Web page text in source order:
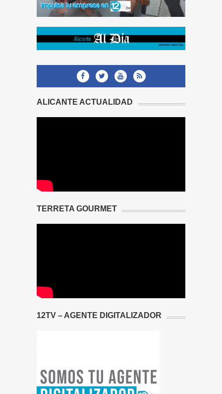
ALICANTE ACTUALIDAD
TERRETA GOURMET
12TV – AGENTE DIGITALIZADOR